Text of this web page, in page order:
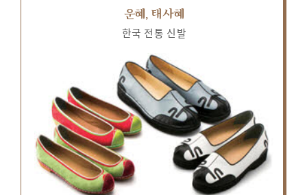
운혜, 태사혜
한국 전통 신발